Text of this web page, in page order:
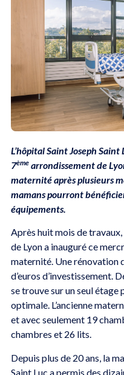
L’hôpital Saint Joseph
7èmearrondissement de
maternité après plusieurs
mamans pourront
équipements.
Après huit mois de travaux,
de Lyon a inauguré ce
maternité. Une rénovation
d’euros d’investissement.
se trouve sur un seul
optimale. L’ancienne
et avec seulement 19
chambres et 26 lits.
Depuis plus de 20 ans, la
Saint Luc a permis des